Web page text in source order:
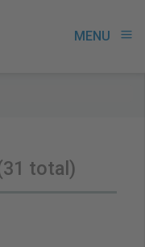
MENU menu
total)